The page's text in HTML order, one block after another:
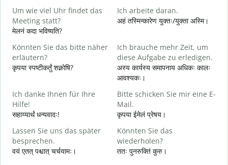
Um wie viel Uhr findet das
Meeting statt?
मेलनं कदा भविष्यति?
Ich arbeite daran.
अहं तस्मिन्कारेण युक्तः/युक्ता अस्मि।
Könnten Sie das bitte näher
erläutern?
कृपया स्पष्टीकर्तुं शक्नोषि?
Ich brauche mehr Zeit, um
diese Aufgabe zu erledigen.
अस्य कार्यस्य समापनाय अधिकः कालः
आवश्यकः।
Ich danke Ihnen für Ihre
Hilfe!
सहाय्यार्थं धन्यवादः!
Bitte schicken Sie mir eine E-
Mail.
कृपया ईमेलं प्रेषय।
Lassen Sie uns das später
besprechen.
वयं एतत् पश्चात् चर्चयामः।
Könnten Sie das
wiederholen?
ततः पुनरुक्तिं कुरु।